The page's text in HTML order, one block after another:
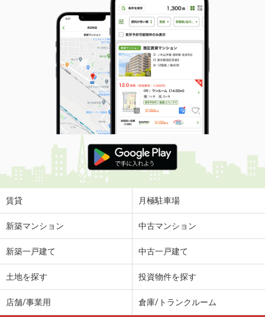
賃貸 月極駐車場
新築マンション 中古マンション
新築一戸建て 中古一戸建て
土地を探す 投資物件を探す
店舗/事業用 倉庫/トランクルーム